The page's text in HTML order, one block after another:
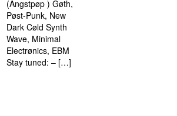
(Angstpøp ) Gøth,
Pøst-Punk, New
Dark Cøld Synth
Wave, Minimal
Electrønics, EBM
Stay tuned: – […]